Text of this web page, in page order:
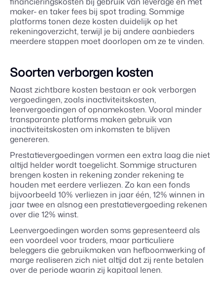
maker- en taker fees bij spot trading. Sommige
platforms tonen deze kosten duidelijk op het
rekeningoverzicht, terwijl je bij andere aanbieders
meerdere stappen moet doorlopen om ze te vinden.
Soorten verborgen kosten
Naast zichtbare kosten bestaan er ook verborgen
vergoedingen, zoals inactiviteitskosten,
leenvergoedingen of opnamekosten. Vooral minder
transparante platforms maken gebruik van
inactiviteitskosten om inkomsten te blijven
genereren.
Prestatievergoedingen vormen een extra laag die niet
altijd helder wordt toegelicht. Sommige structuren
brengen kosten in rekening zonder rekening te
houden met eerdere verliezen. Zo kan een fonds
bijvoorbeeld 10% verliezen in jaar één, 12% winnen in
jaar twee en alsnog een prestatievergoeding rekenen
over die 12% winst.
Leenvergoedingen worden soms gepresenteerd als
een voordeel voor traders, maar particuliere
beleggers die gebruikmaken van hefboomwerking of
marge realiseren zich niet altijd dat zij rente betalen
over de periode waarin zij kapitaal lenen.